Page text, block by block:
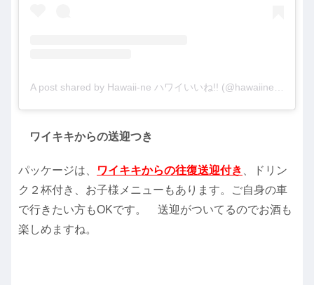
A post shared by Hawaii-ne ハワイいいね!! (@hawaiine55)
ワイキキからの送迎つき
パッケージは、 ワイキキからの往復送迎付き
、ドリン
ク２杯付き、お子様メニューもあります。ご自身の車
で行きたい方もOKです。 送迎がついてるのでお酒も
楽しめますね。